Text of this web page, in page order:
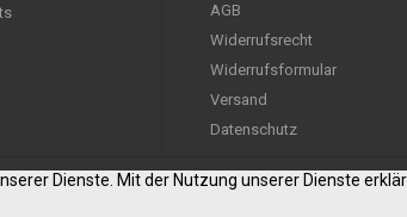
AGB
Widerrufsrecht
Widerrufsformular
Versand
Datenschutz
Dienste. Mit der Nutzung unserer Dienste